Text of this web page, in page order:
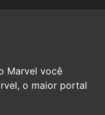
Marvel você
o maior portal